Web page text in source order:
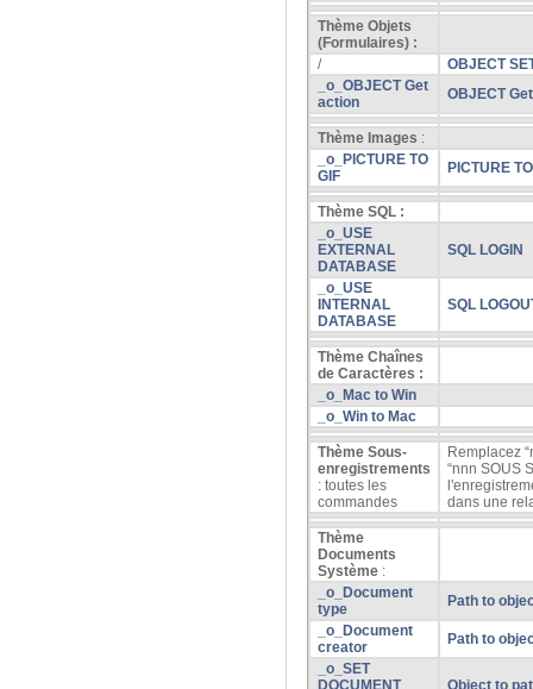
Thème Objets
(Formulaires) :
/
OBJECT
_o_OBJECT Get
action
OBJECT
Thème Images :
_o_PICTURE TO
GIF
PICTURE
Thème SQL :
_o_USE
EXTERNAL
DATABASE
SQL LOGIN
_o_USE
INTERNAL
DATABASE
SQL
Thème Chaînes
de Caractères :
_o_Mac to Win
_o_Win to Mac
Thème Sous-
enregistrements
: toutes les
commandes
Remplacez
“nnn SOUS
dans une
Thème
Documents
Système :
_o_Document
type
Path to
_o_Document
creator
Path to
_o_SET
DOCUMENT
Object to